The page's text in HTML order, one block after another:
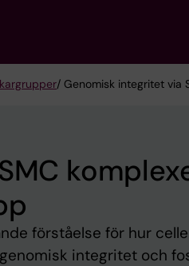
/ Genomisk integritet via
förståelse för hur
integritet och